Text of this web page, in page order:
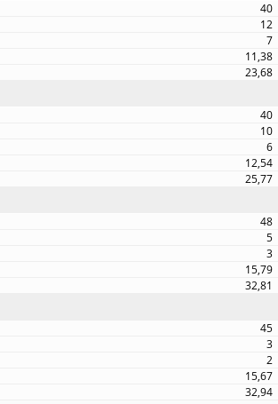
40
12
7
11,38
23,68
40
10
6
12,54
25,77
48
5
3
15,79
32,81
45
3
2
15,67
32,94